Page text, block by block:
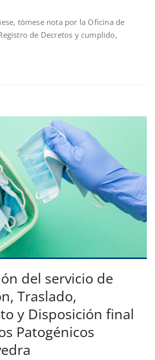
tómese nota por la Oficina de
de Decretos y cumplido,
del servicio de
Traslado,
y Disposición final
Patogénicos